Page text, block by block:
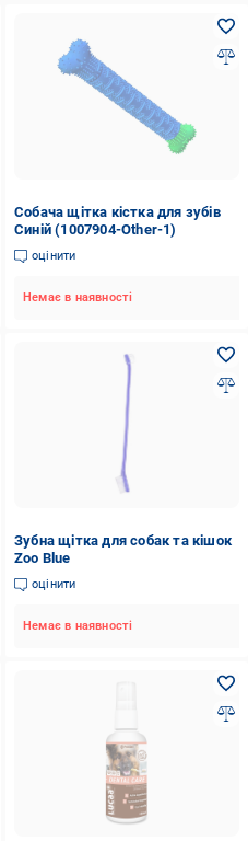
Собача щітка кістка для зубів
Синій (1007904-Other-1)
оцінити
Немає в наявності
Зубна щітка для собак та кішок
Zoo Blue
оцінити
Немає в наявності